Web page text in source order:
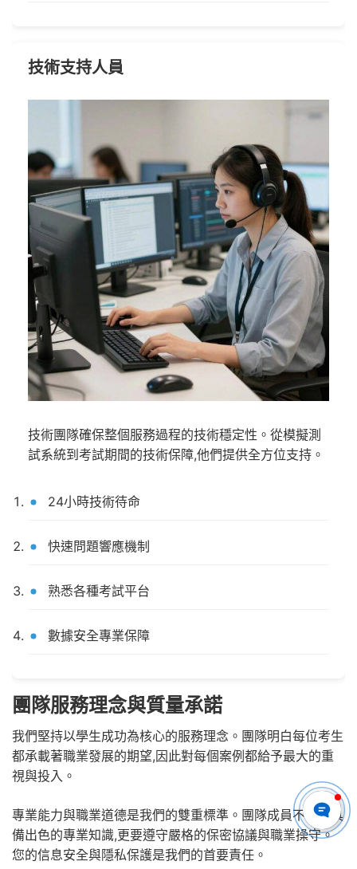
技術支持人員
技術團隊確保整個服務過程的技術穩定性。從模擬測
試系統到考試期間的技術保障,他們提供全方位支持。
24小時技術待命
快速問題響應機制
熟悉各種考試平台
數據安全專業保障
團隊服務理念與質量承諾
我們堅持以學生成功為核心的服務理念。團隊明白每位考生
都承載著職業發展的期望,因此對每個案例都給予最大的重
視與投入。
專業能力與職業道德是我們的雙重標準。團隊成員不僅要具
備出色的專業知識,更要遵守嚴格的保密協議與職業操守。
您的信息安全與隱私保護是我們的首要責任。